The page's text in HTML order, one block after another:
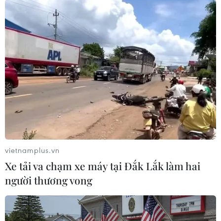
#Telegram #Pavel Durov Pháp
Theo dõi VietnamPlus
vietnamplus.vn
Xe tải va chạm xe máy tại Đắk Lắk làm hai
người thương vong